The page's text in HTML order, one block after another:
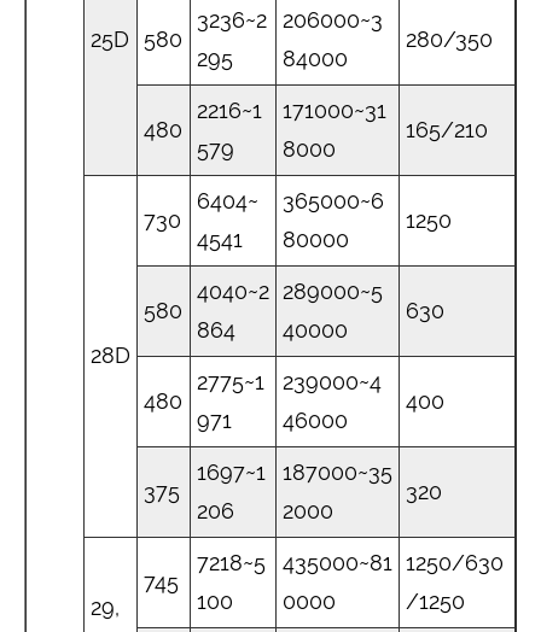
25D 580
3236~2
295
206000~3
84000
280/350
480
2216~1
579
171000~31
8000
165/210
28D
730
6404~
4541
365000~6
80000
1250
580
4040~2
864
289000~5
40000
630
480
2775~1
971
239000~4
46000
400
375
1697~1
206
187000~35
2000
320
29,
745
7218~5
100
435000~81
0000
1250/630
/1250